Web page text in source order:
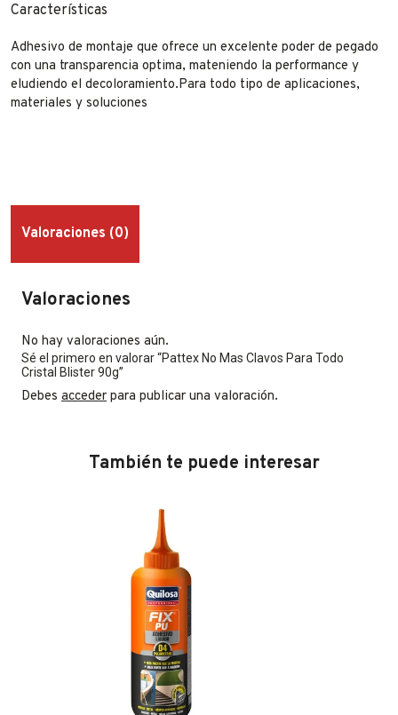
Características
Adhesivo de montaje que ofrece un excelente poder de pegado
con una transparencia optima, mateniendo la performance y
eludiendo el decoloramiento.Para todo tipo de aplicaciones,
materiales y soluciones
Valoraciones (0)
Valoraciones
No hay valoraciones aún.
Sé el primero en valorar “Pattex No Mas Clavos Para Todo
Cristal Blister 90g”
Debes acceder para publicar una valoración.
También te puede interesar